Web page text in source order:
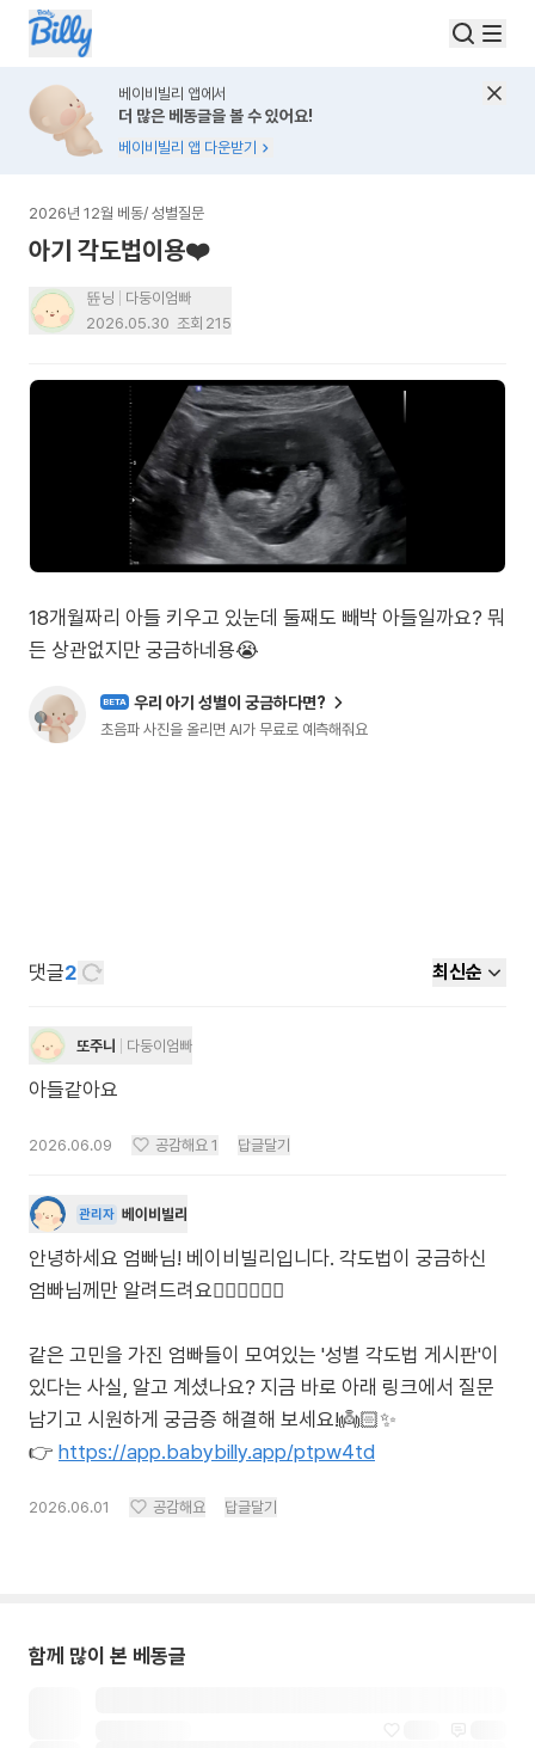
베이비빌리 앱에서
더 많은 베동글을 볼 수 있어요!
베이비빌리 앱 다운받기
2026년 12월 베동/ 성별질문
아기 각도법이용❤️
뜐닝
다둥이엄빠
2026.05.30 조회 215
18개월짜리 아들 키우고 있눈데 둘째도 빼박 아들일까요? 뭐
든 상관없지만 궁금하네용😭
BETA 우리 아기 성별이 궁금하다면?
초음파 사진을 올리면 AI가 무료로 예측해줘요
댓글2 최신순
또주니 다둥이엄빠
아들같아요
2026.06.09 공감해요 1 답글달기
관리자 베이비빌리
안녕하세요 엄빠님! 베이비빌리입니다. 각도법이 궁금하신
엄빠님께만 알려드려요🙋🏻‍♀️🙋🏻‍♂️
같은 고민을 가진 엄빠들이 모여있는 '성별 각도법 게시판'이
있다는 사실, 알고 계셨나요? 지금 바로 아래 링크에서 질문
남기고 시원하게 궁금증 해결해 보세요!👼🏻✨
👉 https://app.babybilly.app/ptpw4td
2026.06.01 공감해요 답글달기
함께 많이 본 베동글